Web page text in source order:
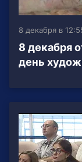
8 декабря в
8 декабря
день